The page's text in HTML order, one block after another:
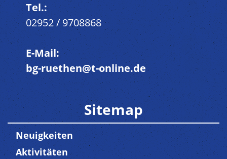
Tel.:
02952 / 9708868
E-Mail:
bg-ruethen@t-online.de
Sitemap
Neuigkeiten
Aktivitäten